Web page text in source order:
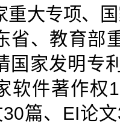
重大专项、
省、教育部
国家发明专
软件著作权
篇、EI论